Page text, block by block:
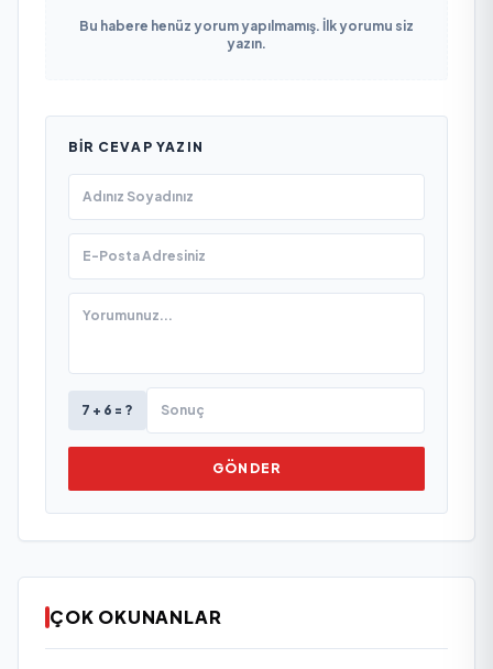
Bu habere henüz yorum yapılmamış. İlk yorumu siz
yazın.
BIR CEVAP YAZIN
7 + 6 = ?
GÖNDER
ÇOK OKUNANLAR